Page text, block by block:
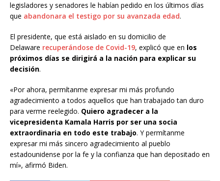
legisladores y senadores le habían pedido en los últimos días
que abandonara el testigo por su avanzada edad.
El presidente, que está aislado en su domicilio de
Delaware recuperándose de Covid-19, explicó que en los
próximos días se dirigirá a la nación para explicar su
decisión.
«Por ahora, permítanme expresar mi más profundo
agradecimiento a todos aquellos que han trabajado tan duro
para verme reelegido. Quiero agradecer a la
vicepresidenta Kamala Harris por ser una socia
extraordinaria en todo este trabajo. Y permítanme
expresar mi más sincero agradecimiento al pueblo
estadounidense por la fe y la confianza que han depositado en
mí», afirmó Biden.